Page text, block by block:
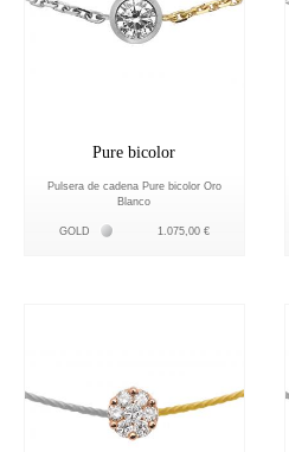
Pure bicolor
Pulsera de cadena Pure bicolor Oro
Blanco
GOLD Белое золото 18К
1.075,00 €